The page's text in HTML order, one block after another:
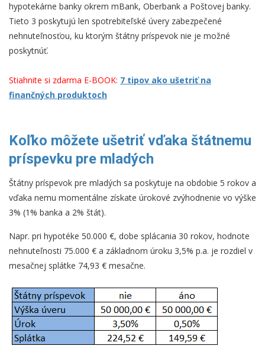
hypotekárne banky okrem mBank, Oberbank a Poštovej banky.
Tieto 3 poskytujú len spotrebiteľské úvery zabezpečené
nehnuteľnosťou, ku ktorým štátny príspevok nie je možné
poskytnúť.
Stiahnite si zdarma E-BOOK: 7 tipov ako ušetriť na
finančných produktoch
Koľko môžete ušetriť vďaka štátnemu
príspevku pre mladých
Štátny príspevok pre mladých sa poskytuje na obdobie 5 rokov a
vďaka nemu momentálne získate úrokové zvýhodnenie vo výške
3% (1% banka a 2% štát).
Napr. pri hypotéke 50.000 €, dobe splácania 30 rokov, hodnote
nehnuteľnosti 75.000 € a základnom úroku 3,5% p.a. je rozdiel v
mesačnej splátke 74,93 € mesačne.